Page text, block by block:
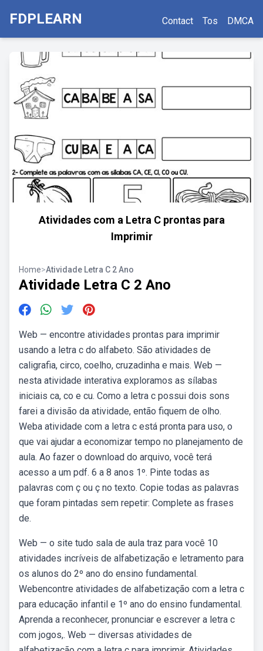
FDPLEARN Contact Tos DMCA
Atividades com a Letra C prontas para
Imprimir
Home>Atividade Letra C 2 Ano
Atividade Letra C 2 Ano
Web — encontre atividades prontas para imprimir
usando a letra c do alfabeto. São atividades de
caligrafia, circo, coelho, cruzadinha e mais. Web —
nesta atividade interativa exploramos as sílabas
iniciais ca, co e cu. Como a letra c possui dois sons
farei a divisão da atividade, então fiquem de olho.
Weba atividade com a letra c está pronta para uso, o
que vai ajudar a economizar tempo no planejamento de
aula. Ao fazer o download do arquivo, você terá
acesso a um pdf. 6 a 8 anos 1º. Pinte todas as
palavras com ç ou ç no texto. Copie todas as palavras
que foram pintadas sem repetir: Complete as frases
de.
Web — o site tudo sala de aula traz para você 10
atividades incríveis de alfabetização e letramento para
os alunos do 2º ano do ensino fundamental.
Webencontre atividades de alfabetização com a letra c
para educação infantil e 1º ano do ensino fundamental.
Aprenda a reconhecer, pronunciar e escrever a letra c
com jogos,. Web — diversas atividades de